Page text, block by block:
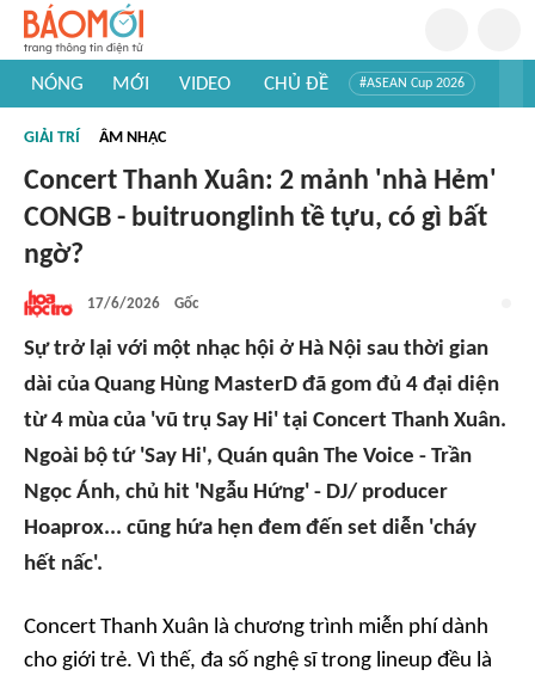
NÓNG MỚI VIDEO CHỦ ĐỀ #ASEAN Cup 2026
#Khám phá thế giới
GIẢI TRÍ ÂM NHẠC
Concert Thanh Xuân: 2 mảnh 'nhà Hẻm'
CONGB - buitruonglinh tề tựu, có gì bất
ngờ?
17/6/2026 Gốc
Sự trở lại với một nhạc hội ở Hà Nội sau thời gian
dài của Quang Hùng MasterD đã gom đủ 4 đại diện
từ 4 mùa của 'vũ trụ Say Hi' tại Concert Thanh Xuân.
Ngoài bộ tứ 'Say Hi', Quán quân The Voice - Trần
Ngọc Ánh, chủ hit 'Ngẫu Hứng' - DJ/ producer
Hoaprox... cũng hứa hẹn đem đến set diễn 'cháy
hết nấc'.
Concert Thanh Xuân là chương trình miễn phí dành
cho giới trẻ. Vì thế, đa số nghệ sĩ trong lineup đều là